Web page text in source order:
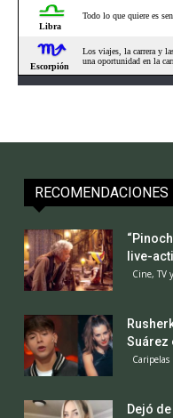
live-
Cine, TV
Suárez
Caripelas
Dejó